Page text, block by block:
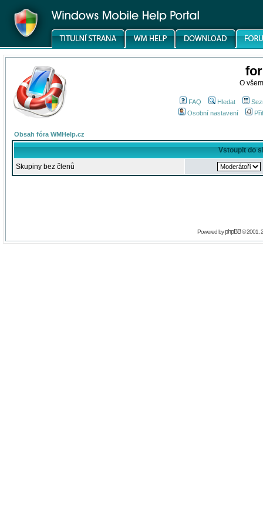
O
FAQ Hledat
Osobní nastavení
Obsah fóra WMHelp.cz
Vstoupit do
Skupiny bez členů
Powered byphpBB© 2001,